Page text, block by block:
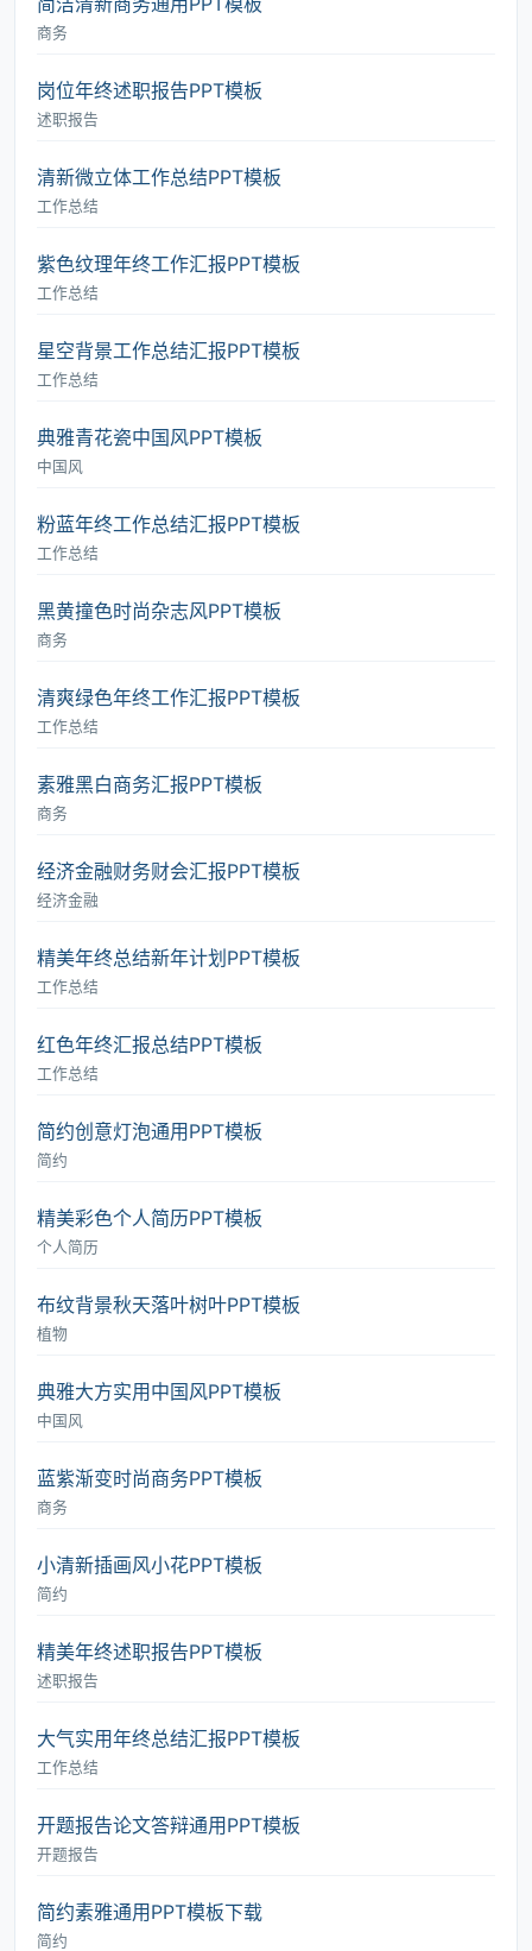
商务
岗位年终述职报告PPT模板
述职报告
清新微立体工作总结PPT模板
工作总结
紫色纹理年终工作汇报PPT模板
工作总结
星空背景工作总结汇报PPT模板
工作总结
典雅青花瓷中国风PPT模板
中国风
粉蓝年终工作总结汇报PPT模板
工作总结
黑黄撞色时尚杂志风PPT模板
商务
清爽绿色年终工作汇报PPT模板
工作总结
素雅黑白商务汇报PPT模板
商务
经济金融财务财会汇报PPT模板
经济金融
精美年终总结新年计划PPT模板
工作总结
红色年终汇报总结PPT模板
工作总结
简约创意灯泡通用PPT模板
简约
精美彩色个人简历PPT模板
个人简历
布纹背景秋天落叶树叶PPT模板
植物
典雅大方实用中国风PPT模板
中国风
蓝紫渐变时尚商务PPT模板
商务
小清新插画风小花PPT模板
简约
精美年终述职报告PPT模板
述职报告
大气实用年终总结汇报PPT模板
工作总结
开题报告论文答辩通用PPT模板
开题报告
简约素雅通用PPT模板下载
简约